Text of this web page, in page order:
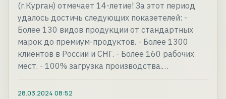
(г.Курган) отмечает 14-летие! За этот период
удалось достичь следующих показетелей: -
Более 130 видов продукции от стандартных
марок до премиум-продуктов. - Более 1300
клиентов в России и СНГ. - Более 160 рабочих
мест. - 100% загрузка производства.…
28.03.2024 08:52